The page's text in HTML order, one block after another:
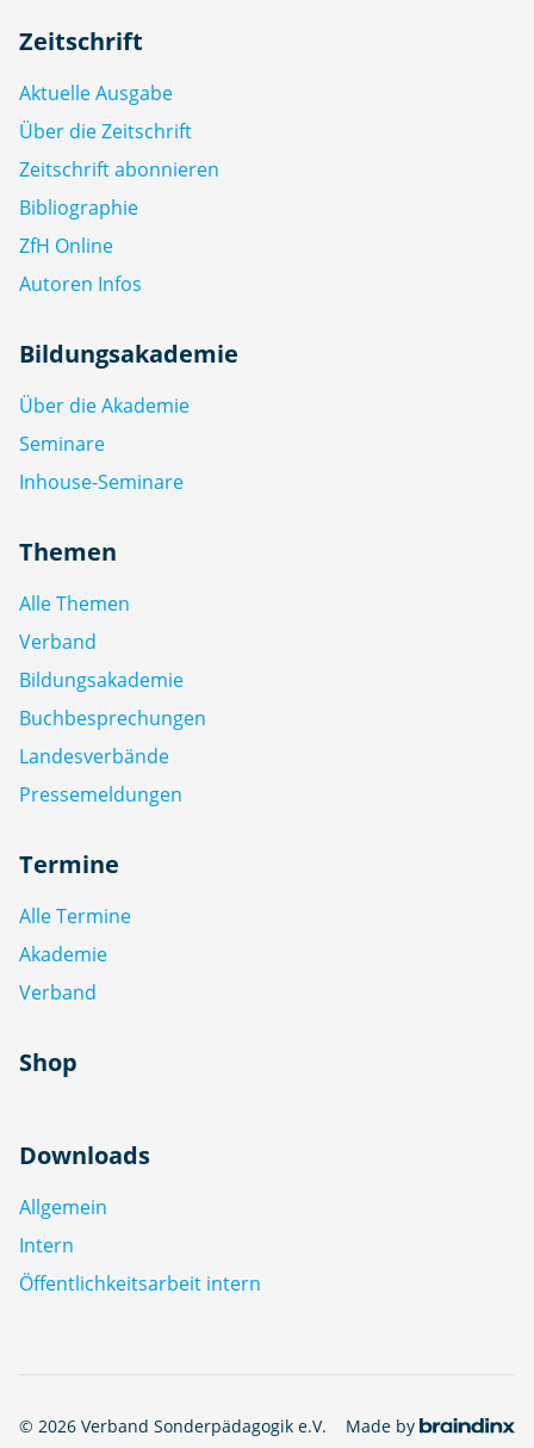
Zeitschrift
Aktuelle Ausgabe
Über die Zeitschrift
Zeitschrift abonnieren
Bibliographie
ZfH Online
Autoren Infos
Bildungsakademie
Über die Akademie
Seminare
Inhouse-Seminare
Themen
Alle Themen
Verband
Bildungsakademie
Buchbesprechungen
Landesverbände
Pressemeldungen
Termine
Alle Termine
Akademie
Verband
Shop
Downloads
Allgemein
Intern
Öffentlichkeitsarbeit intern
© 2026 Verband Sonderpädagogik e.V. Made by